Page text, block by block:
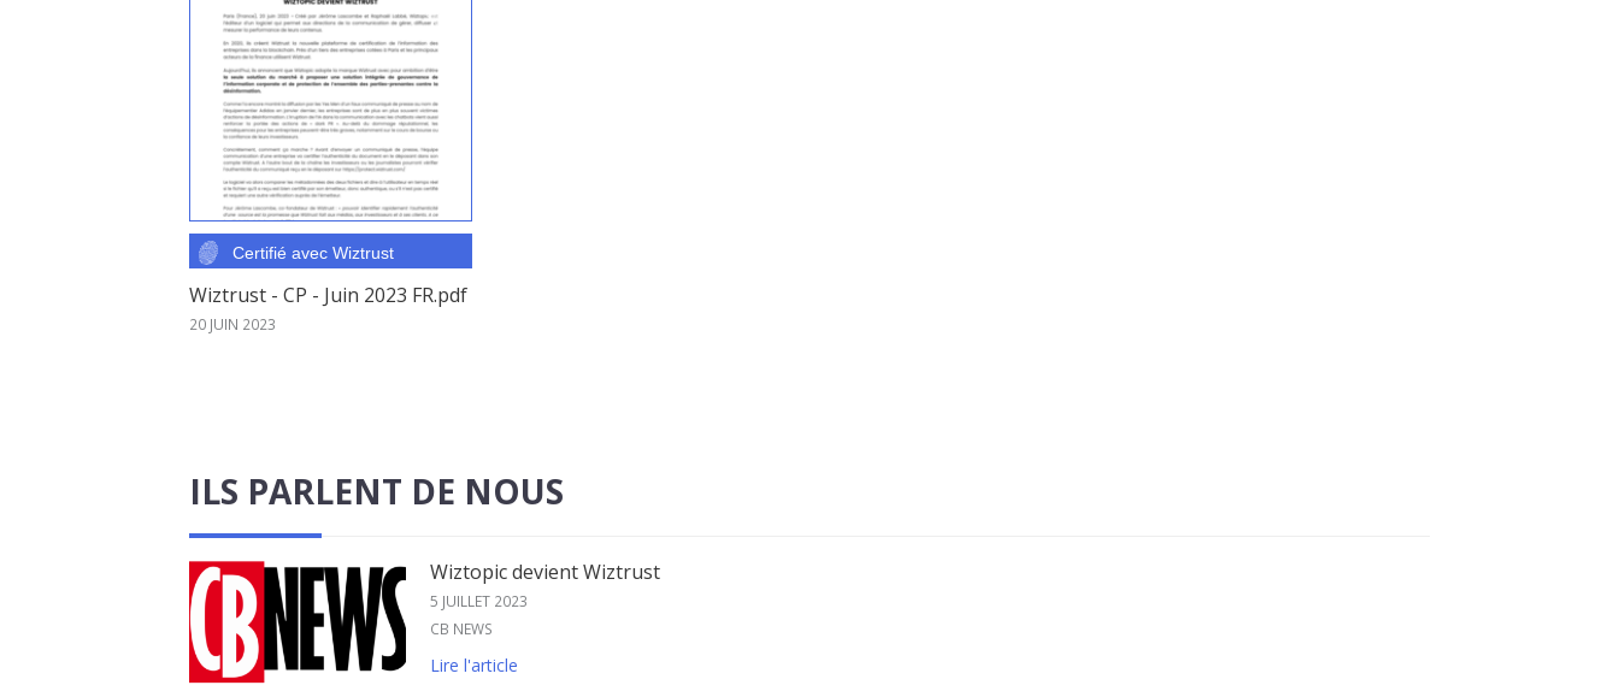
Wiztrust - CP - Juin 2023 FR.pdf
20 JUIN 2023
ILS PARLENT DE NOUS
Wiztopic devient Wiztrust
5 JUILLET 2023
CB NEWS
Lire l'article